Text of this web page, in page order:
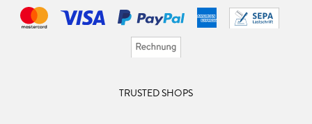
TRUSTED SHOPS